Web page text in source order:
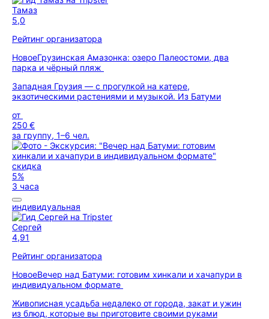
Тамаз
5,0
Рейтинг организатора
НовоеГрузинская Амазонка: озеро Палеостоми, два
парка и чёрный пляж
Западная Грузия — с прогулкой на катере,
экзотическими растениями и музыкой. Из Батуми
от
250 €
за группу, 1–6 чел.
скидка
5%
3 часа
индивидуальная
Сергей
4,91
Рейтинг организатора
НовоеВечер над Батуми: готовим хинкали и хачапури в
индивидуальном формате
Живописная усадьба недалеко от города, закат и ужин
из блюд, которые вы приготовите своими руками